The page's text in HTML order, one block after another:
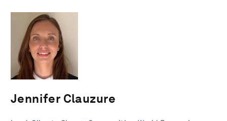
Jennifer Clauzure